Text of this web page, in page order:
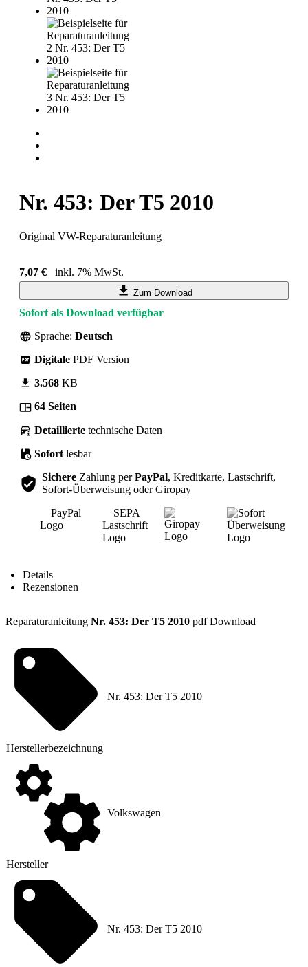
Nr. 453: Der T5 2010
Original VW-Reparaturanleitung
7,07 € inkl. 7% MwSt.
Zum Download
Sofort als Download verfügbar
Sprache: Deutsch
Digitale PDF Version
3.568 KB
64 Seiten
Detaillierte technische Daten
Sofort lesbar
Sichere Zahlung perPayPal, Kreditkarte, Lastschrift,
Sofort-Überweisung oder Giropay
Details
Rezensionen
Reparaturanleitung Nr. 453: Der T5 2010 pdf Download
Hersteller­bezeichnung
Nr. 453: Der T5 2010
Hersteller
Volkswagen
Nr. 453: Der T5 2010